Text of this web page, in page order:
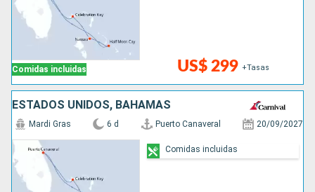
Comidas incluidas US$ 299 +Tasas
ESTADOS UNIDOS, BAHAMAS
Mardi Gras 6 d Puerto Canaveral 20/09/2027
Comidas incluidas